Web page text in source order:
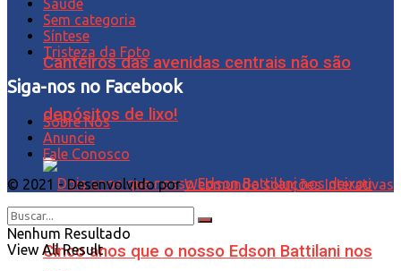
Canteiros das avenidas centrais não são
depósitos de lixo!
Cinco anos que o nosso Edson Battilani nos
Saúde
Sem categoria
Síntese
Tristeza da Foto
Siga-nos no Facebook
Sobre Nós
Anuncie
Fale Conosco
© 2021 - Desenvolvido porWebmundo soluções Interativas
Nenhum Resultado
View All Result